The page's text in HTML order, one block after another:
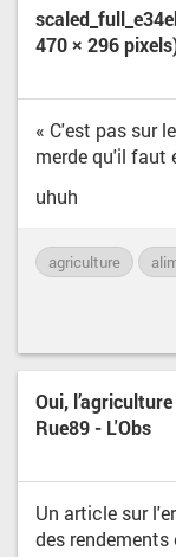
470 × 296
« C'est pas sur
merde qu'il faut
uhuh
agriculture
Oui,
Rue89 - L'Obs
Un article sur
des